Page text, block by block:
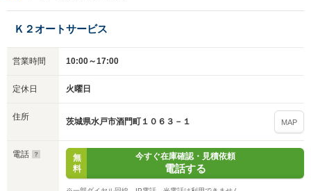
Ｋ２オートサービス
営業時間 10:00～17:00
定休日 火曜日
住所 茨城県水戸市酒門町１０６３－１ MAP
電話
無
料
今すぐ在庫確認・見積依頼
電話する